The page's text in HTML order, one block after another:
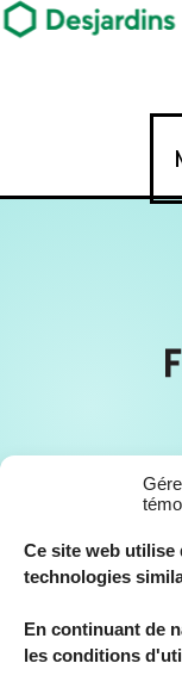
Ce site web utilise
technologies
En continuant de
les conditions
© Fondation